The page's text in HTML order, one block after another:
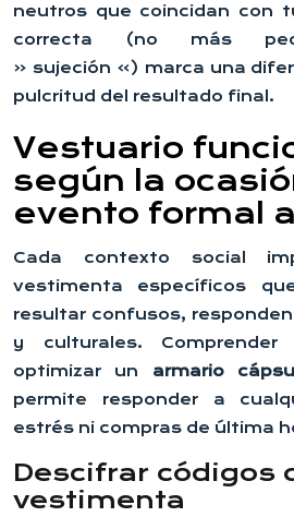
neutros que coincidan con
correcta (no más
« sujeción ») marca una
pulcritud del resultado final.
Vestuario
según la
evento formal
Cada contexto social
vestimenta específicos
resultar confusos,
y culturales.
optimizar un armario
permite responder a
estrés ni compras de última
Descifrar códigos
vestimenta